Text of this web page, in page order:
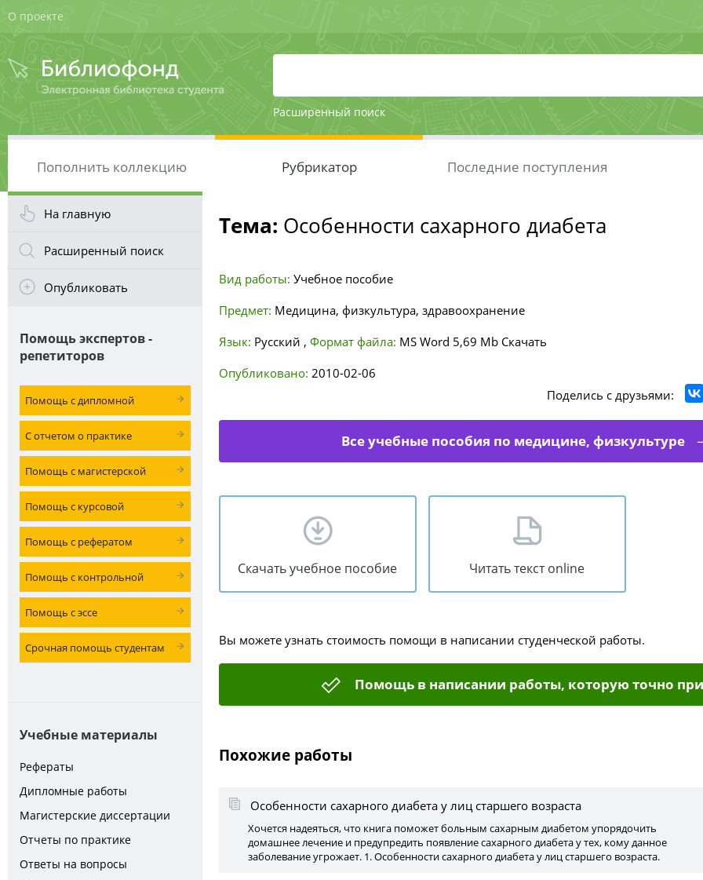
О проекте
Расширенный поиск
Пополнить коллекцию Рубрикатор Последние поступления
На главную
Расширенный поиск
Опубликовать
Помощь экспертов -
репетиторов
Помощь с дипломной
С отчетом о практике
Помощь с магистерской
Помощь с курсовой
Помощь с рефератом
Помощь с контрольной
Помощь с эссе
Срочная помощь студентам
Учебные материалы
Рефераты
Дипломные работы
Магистерские диссертации
Отчеты по практике
Ответы на вопросы
Тема: Особенности сахарного диабета
Вид работы: Учебное пособие
Предмет: Медицина, физкультура, здравоохранение
Язык: Русский , Формат файла: MS Word 5,69 Mb Скачать
Опубликовано: 2010-02-06
Поделись с друзьями:
Все учебные пособия по медицине, физкультуре
Скачать учебное пособие Читать текст online
Вы можете узнать стоимость помощи в написании студенческой работы.
Помощь в написании работы, которую точно
Похожие работы
Особенности сахарного диабета у лиц старшего возраста
Хочется надеяться, что книга поможет больным сахарным диабетом упорядочить
домашнее лечение и предупредить появление сахарного диабета у тех, кому данное
заболевание угрожает. 1. Особенности сахарного диабета у лиц старшего возраста.